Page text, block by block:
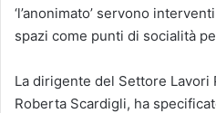
‘l’anonimato’ servono
spazi come punti di socialità
La dirigente del Settore Lavori
Roberta Scardigli, ha